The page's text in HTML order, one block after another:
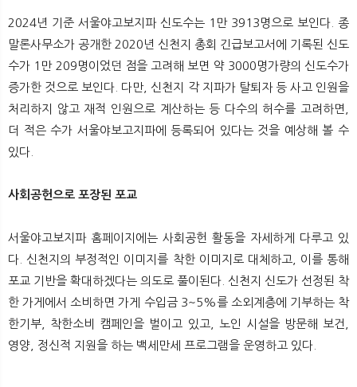
2024년 기준 서울야고보지파 신도수는 1만 3913명으로 보인다. 종
말론사무소가 공개한 2020년 신천지 총회 긴급보고서에 기록된 신도
수가 1만 209명이었던 점을 고려해 보면 약 3000명가량의 신도수가
증가한 것으로 보인다. 다만, 신천지 각 지파가 탈퇴자 등 사고 인원을
처리하지 않고 재적 인원으로 계산하는 등 다수의 허수를 고려하면,
더 적은 수가 서울야보고지파에 등록되어 있다는 것을 예상해 볼 수
있다.
사회공헌으로 포장된 포교
서울야고보지파 홈페이지에는 사회공헌 활동을 자세하게 다루고 있
다. 신천지의 부정적인 이미지를 착한 이미지로 대체하고, 이를 통해
포교 기반을 확대하겠다는 의도로 풀이된다. 신천지 신도가 선정된 착
한 가게에서 소비하면 가게 수입금 3~5%를 소외계층에 기부하는 착
한기부, 착한소비 캠페인을 벌이고 있고, 노인 시설을 방문해 보건,
영양, 정신적 지원을 하는 백세만세 프로그램을 운영하고 있다.